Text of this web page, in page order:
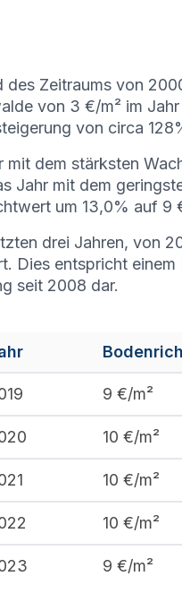
des Zeitraums von
von 3 €/m² im
von circa
mit dem stärksten
Jahr mit dem
um 13,0% auf 9
drei Jahren, von
Dies entspricht
seit 2008 dar.
9 €/m²
10 €/m²
10 €/m²
10 €/m²
9 €/m²